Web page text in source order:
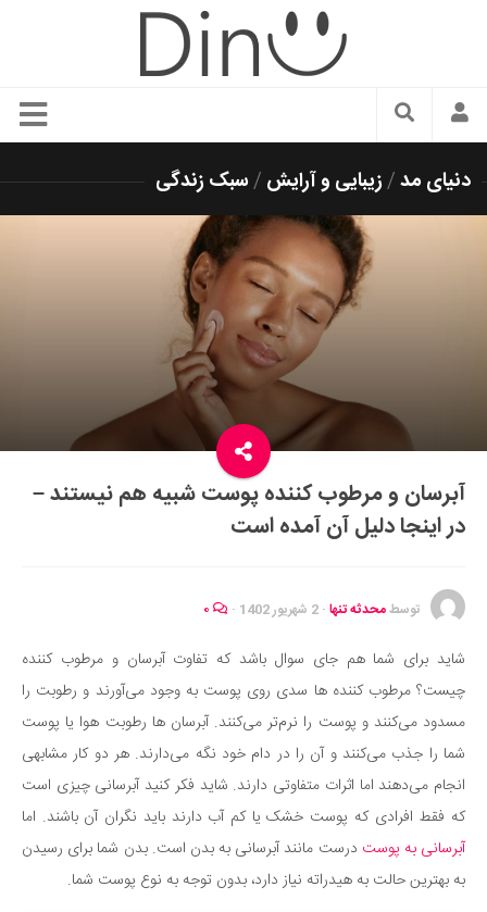
سبک زندگی
زیبایی و آرایش
شیک پوشی
دکوراسیون و چیدمان
رستوران گردی
سفر و گردشگری
ایران گردی
جهان گردی
موفقیت و مهارت‌های فردی
تغذیه سالم
بهداشت
بیماری و درمان
کودک و مادر
ورزش و تندرستی
روانشناسی
مراکز پزشکی و دارویی
دنیای مد/زیبایی و آرایش /سبک زندگی
آبرسان و مرطوب کننده پوست شبیه هم نیستند –
در اینجا دلیل آن آمده است
توسطمحدثه تنها · 2 شهریور 1402 ·
شاید برای شما هم جای سوال باشد که تفاوت آبرسان و مرطوب کننده
چیست؟ مرطوب ‌کننده‌ ها سدی روی پوست به وجود می‌آورند و رطوبت را
مسدود می‌کنند و پوست را نرم‌تر می‌کنند. آبرسان ها رطوبت هوا یا پوست
شما را جذب می‌کنند و آن را در دام خود نگه می‌دارند. هر دو کار مشابهی
انجام می‌دهند اما اثرات متفاوتی دارند. شاید فکر کنید آبرسانی چیزی است
که فقط افرادی که پوست خشک یا کم آب دارند باید نگران آن باشند. اما
آبرسانی به پوست درست مانند آبرسانی به بدن است. بدن شما برای رسیدن
به بهترین حالت به هیدراته نیاز دارد، بدون توجه به نوع پوست شما.